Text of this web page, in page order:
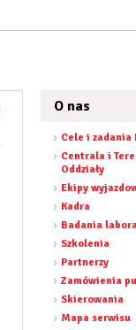
O nas
Cele i zadania
Centrala i
Oddziały
Ekipy
Kadra
Badania
Szkolenia
Partnerzy
Zamówienia
Skierowania
Mapa serwisu